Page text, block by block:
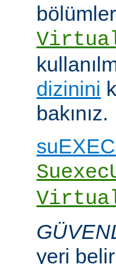
dizinini
bakınız.
suEXEC
yeri